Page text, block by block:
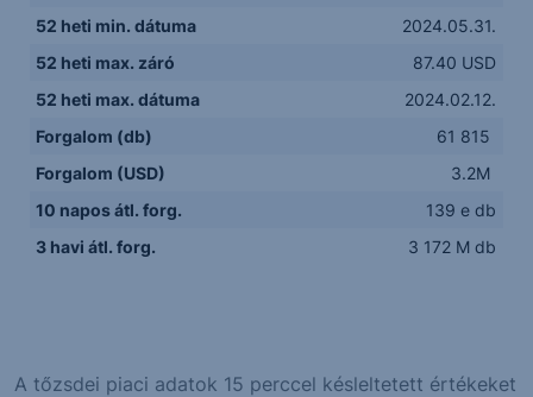
52 heti min. dátuma
2024.05.31.
52 heti max. záró
87.40 USD
52 heti max. dátuma
2024.02.12.
Forgalom (db)
61 815
Forgalom (USD)
3.2M
10 napos átl. forg.
139 e db
3 havi átl. forg.
3 172 M db
A tőzsdei piaci adatok 15 perccel késleltetett értékeket